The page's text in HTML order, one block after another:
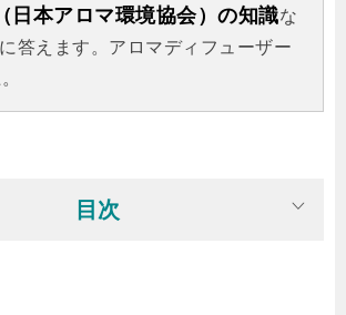
日本アロマ環境協会）の知識な
答えます。アロマディフューザー
目次